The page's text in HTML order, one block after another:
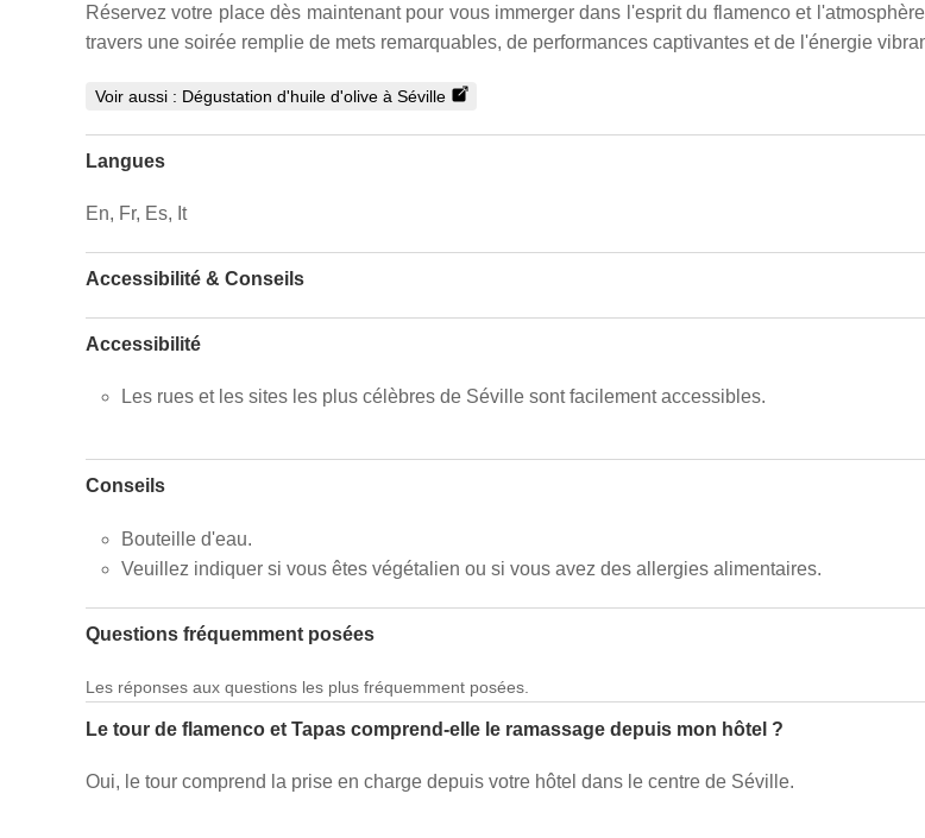
Réservez votre place dès maintenant pour vous immerger dans l'esprit du flamenco et
travers une soirée remplie de mets remarquables, de performances captivantes et de l'énergie
Voir aussi : Dégustation d'huile d'olive à Séville
Langues
En, Fr, Es, It
Accessibilité & Conseils
Accessibilité
Les rues et les sites les plus célèbres de Séville sont facilement accessibles.
Conseils
Bouteille d'eau.
Veuillez indiquer si vous êtes végétalien ou si vous avez des allergies alimentaires.
Questions fréquemment posées
Les réponses aux questions les plus fréquemment posées.
Le tour de flamenco et Tapas comprend-elle le ramassage depuis mon hôtel ?
Oui, le tour comprend la prise en charge depuis votre hôtel dans le centre de Séville.